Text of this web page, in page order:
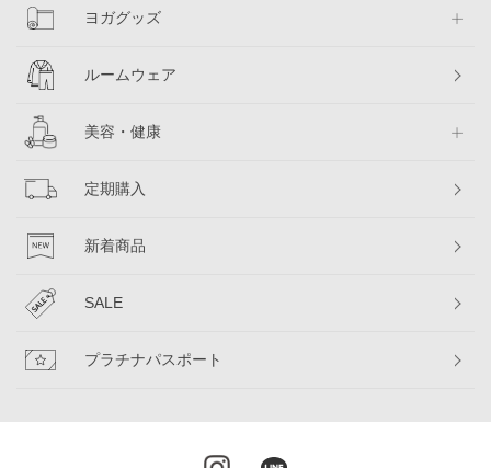
ヨガグッズ
ルームウェア
美容・健康
定期購入
新着商品
SALE
プラチナパスポート